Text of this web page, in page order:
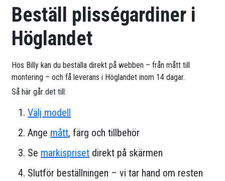
Beställ plisségardiner i
Höglandet
Hos Billy kan du beställa direkt på webben – från mått till
montering – och få leverans i Höglandet inom 14 dagar.
Så här går det till:
Välj modell
Ange mått, färg och tillbehör
Se markispriset direkt på skärmen
Slutför beställningen – vi tar hand om resten